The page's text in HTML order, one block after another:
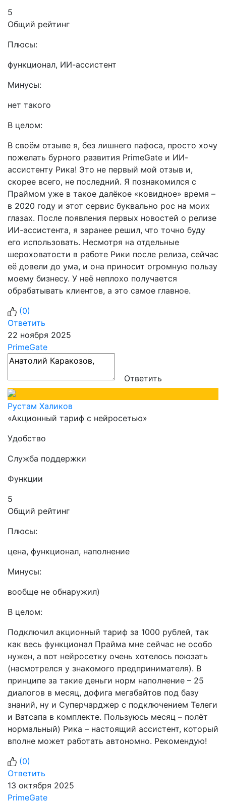
5
Общий рейтинг
Плюсы:
функционал, ИИ-ассистент
Минусы:
нет такого
В целом:
В своём отзыве я, без лишнего пафоса, просто хочу
пожелать бурного развития PrimeGate и ИИ-
ассистенту Рика! Это не первый мой отзыв и,
скорее всего, не последний. Я познакомился с
Праймом уже в такое далёкое «ковидное» время –
в 2020 году и этот сервис буквально рос на моих
глазах. После появления первых новостей о релизе
ИИ-ассистента, я заранее решил, что точно буду
его использовать. Несмотря на отдельные
шероховатости в работе Рики после релиза, сейчас
её довели до ума, и она приносит огромную пользу
моему бизнесу. У неё неплохо получается
обрабатывать клиентов, а это самое главное.
(0)
Ответить
22 ноября 2025
PrimeGate
Ответить
Рустам Халиков
«Акционный тариф с нейросетью»
Удобство
Служба поддержки
Функции
5
Общий рейтинг
Плюсы:
цена, функционал, наполнение
Минусы:
вообще не обнаружил)
В целом:
Подключил акционный тариф за 1000 рублей, так
как весь функционал Прайма мне сейчас не особо
нужен, а вот нейросетку очень хотелось поюзать
(насмотрелся у знакомого предпринимателя). В
принципе за такие деньги норм наполнение – 25
диалогов в месяц, дофига мегабайтов под базу
знаний, ну и Суперчарджер с подключением Телеги
и Ватсапа в комплекте. Пользуюсь месяц – полёт
нормальный) Рика – настоящий ассистент, который
вполне может работать автономно. Рекомендую!
(0)
Ответить
13 октября 2025
PrimeGate